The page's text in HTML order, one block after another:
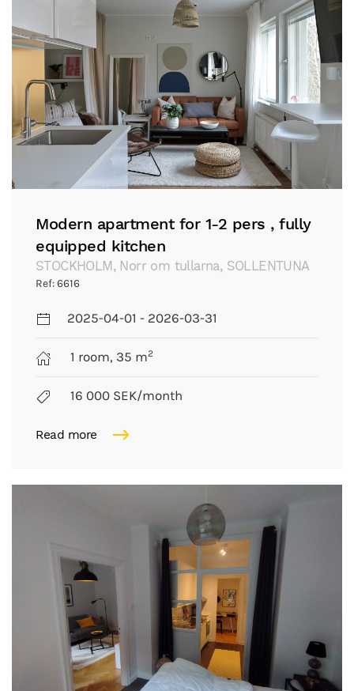
Modern apartment for 1-2 pers , fully
equipped kitchen
STOCKHOLM, Norr om tullarna, SOLLENTUNA
Ref: 6616
2025-04-01 - 2026-03-31
1 room, 35 m2
16 000 SEK/month
Read more